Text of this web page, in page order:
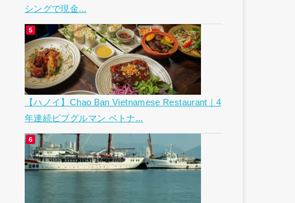
シングで現金...
【ハノイ】Chao Ban Vietnamese Restaurant｜4
年連続ビブグルマン ベトナ...